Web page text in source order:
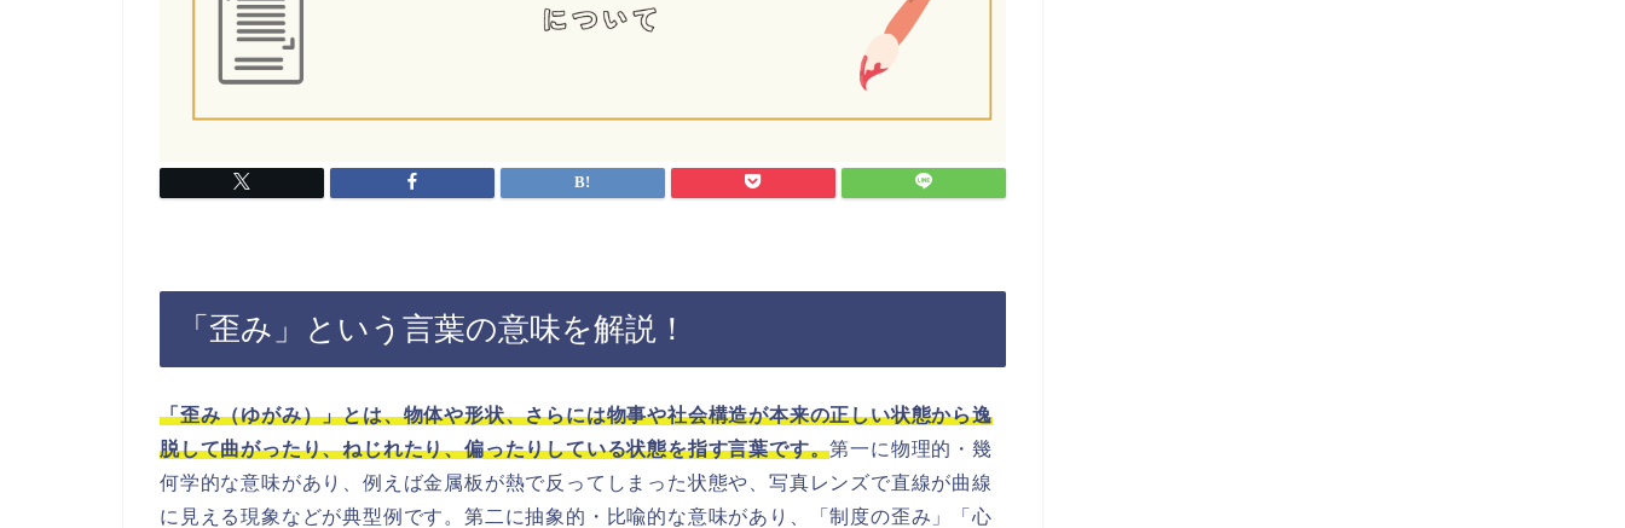
「歪み」という言葉の意味を解説！
「歪み（ゆがみ）」とは、物体や形状、さらには物事や社会構造が本来の正しい状態から逸
脱して曲がったり、ねじれたり、偏ったりしている状態を指す言葉です。第一に物理的・幾
何学的な意味があり、例えば金属板が熱で反ってしまった状態や、写真レンズで直線が曲線
に見える現象などが典型例です。第二に抽象的・比喩的な意味があり、「制度の歪み」「心